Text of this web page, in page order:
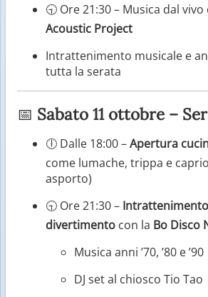
🕤 Ore 21:30 – Musica dal vivo
Acoustic Project
Intrattenimento musicale e
tutta la serata
📅 Sabato 11 ottobre –
🕕 Dalle 18:00 –Apertura
come lumache, trippa e
asporto)
🕤 Ore 21:30 –
divertimento con la Bo Disco
Musica anni ’70, ’80 e ’90
DJ set al chiosco Tio Tao